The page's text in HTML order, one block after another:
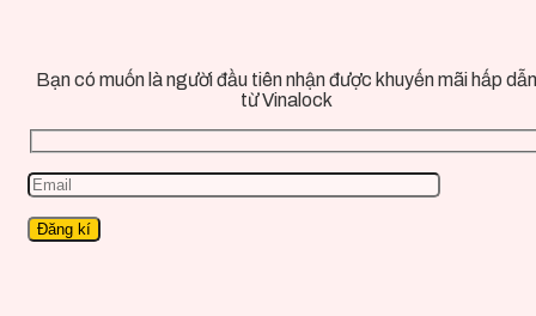
Bạn có muốn là người đầu tiên nhận được khuyến mãi hấp dẫn
từ Vinalock